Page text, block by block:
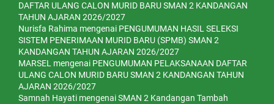
DAFTAR ULANG CALON MURID BARU SMAN 2 KANDANGAN
TAHUN AJARAN 2026/2027
Nurisfa Rahima mengenai PENGUMUMAN HASIL SELEKSI
SISTEM PENERIMAAN MURID BARU (SPMB) SMAN 2
KANDANGAN TAHUN AJARAN 2026/2027
MARSEL mengenai PENGUMUMAN PELAKSANAAN DAFTAR
ULANG CALON MURID BARU SMAN 2 KANDANGAN TAHUN
AJARAN 2026/2027
Samnah Hayati mengenaiSMAN 2 Kandangan Tambah